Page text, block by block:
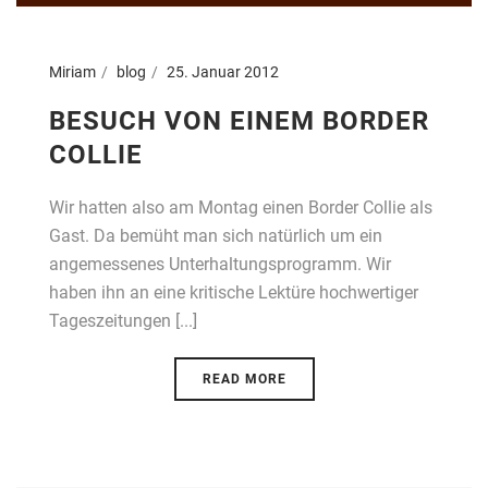
Miriam blog 25. Januar 2012
BESUCH VON EINEM BORDER
COLLIE
Wir hatten also am Montag einen Border Collie als
Gast. Da bemüht man sich natürlich um ein
angemessenes Unterhaltungsprogramm. Wir
haben ihn an eine kritische Lektüre hochwertiger
Tageszeitungen [...]
READ MORE